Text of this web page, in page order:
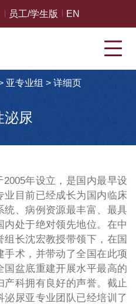
员工/学生版 EN
亚专业组 > 详细页
泌尿
年设立，是国内最早设
目前已经成长为国内临床
、病例资源最丰富、最具
处于绝对领先地位。在中
长沈宏教授带领下，在国
手术，并带动了全国在此项
盆底重建开展水平最高的
科拥有良好的声誉。截止
泌尿亚专业团队已经培训了